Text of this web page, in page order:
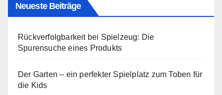
Neueste Beiträge
Rückverfolgbarkeit bei Spielzeug: Die
Spurensuche eines Produkts
Der Garten – ein perfekter Spielplatz zum Toben für
die Kids